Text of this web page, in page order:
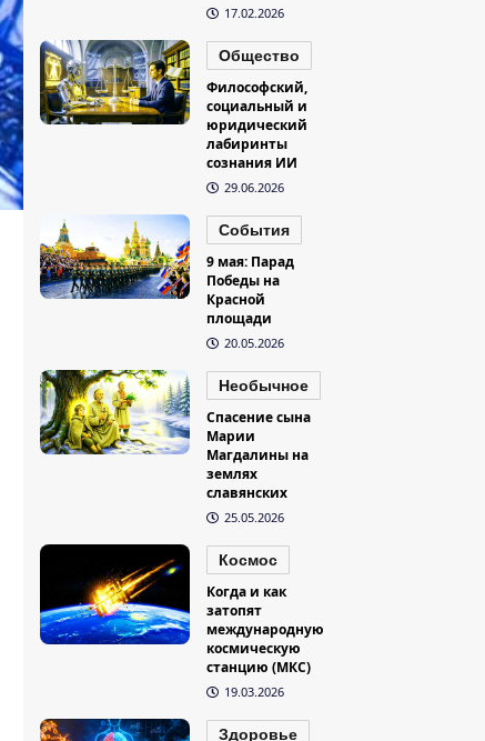
17.02.2026
Общество
Философский,
социальный и
юридический
лабиринты
сознания ИИ
29.06.2026
События
9 мая: Парад
Победы на
Красной
площади
20.05.2026
Необычное
Спасение сына
Марии
Магдалины на
землях
славянских
25.05.2026
Космос
Когда и как
затопят
международную
космическую
станцию (МКС)
19.03.2026
Здоровье